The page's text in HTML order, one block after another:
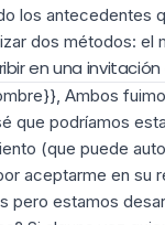
los antecedentes
dos métodos:
en una
Ambos
que podríamos
(que puede
aceptarme en su
pero estamos